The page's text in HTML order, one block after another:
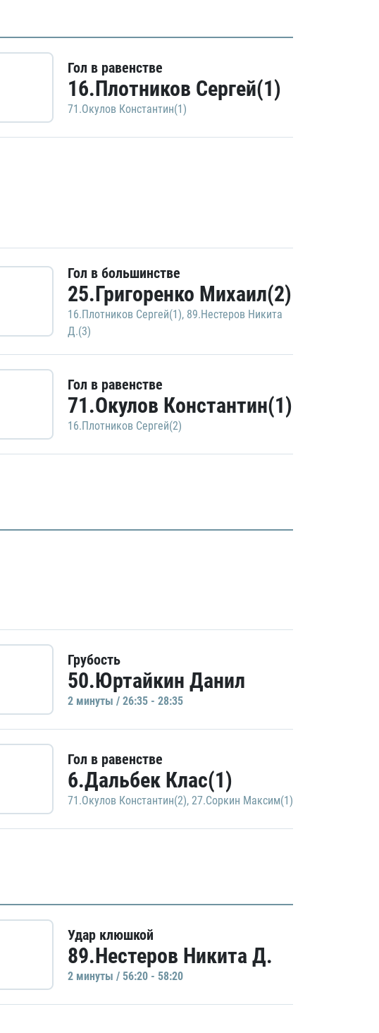
Гол в равенстве
16.Плотников Сергей(1)
71.Окулов Константин(1)
Гол в большинстве
25.Григоренко Михаил(2)
16.Плотников Сергей(1), 89.Нестеров Никита
Д.(3)
Гол в равенстве
71.Окулов Константин(1)
16.Плотников Сергей(2)
Грубость
50.Юртайкин Данил
2 минуты / 26:35 - 28:35
Гол в равенстве
6.Дальбек Клас(1)
71.Окулов Константин(2), 27.Соркин Максим(1)
Удар клюшкой
89.Нестеров Никита Д.
2 минуты / 56:20 - 58:20